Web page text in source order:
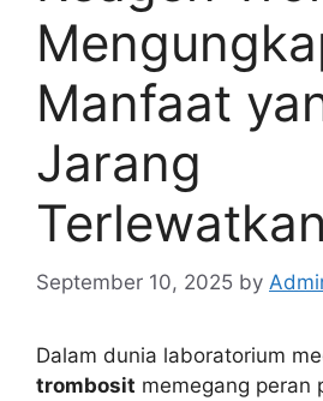
Manfaat
Jarang
Terlewatkan
September 10, 2025 by
Dalam dunia laboratorium
trombosit memegang peran